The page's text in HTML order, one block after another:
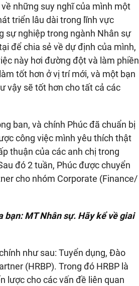
những suy nghĩ của mình một
triển lâu dài trong lĩnh vực
sự nghiệp trong ngành Nhân sự
để chia sẻ về dự định của mình,
này hơi đường đột và làm phiền
tốt hơn ở vị trí mới, và một bạn
vậy sẽ tốt hơn cho tất cả các
ban, và chính Phúc đã chuẩn bị
công việc mình yêu thích thật
thuận của các anh chị trong
đó 2 tuần, Phúc được chuyển
cho nhóm Corporate (Finance/
MT Nhân sự. Hãy kể về giai
như sau: Tuyển dụng, Đào
(HRBP). Trong đó HRBP là
lược cho các vấn đề liên quan